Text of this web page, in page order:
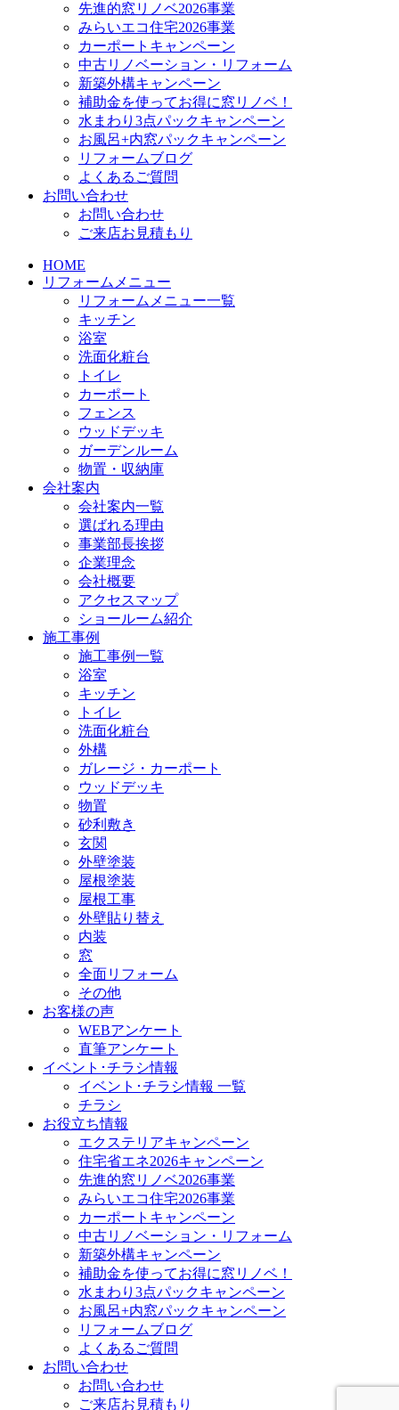
先進的窓リノベ2026事業
みらいエコ住宅2026事業
カーポートキャンペーン
中古リノベーション・リフォーム
新築外構キャンペーン
補助金を使ってお得に窓リノベ！
水まわり3点パックキャンペーン
お風呂+内窓パックキャンペーン
リフォームブログ
よくあるご質問
お問い合わせ
お問い合わせ
ご来店お見積もり
HOME
リフォームメニュー
リフォームメニュー一覧
キッチン
浴室
洗面化粧台
トイレ
カーポート
フェンス
ウッドデッキ
ガーデンルーム
物置・収納庫
会社案内
会社案内一覧
選ばれる理由
事業部長挨拶
企業理念
会社概要
アクセスマップ
ショールーム紹介
施工事例
施工事例一覧
浴室
キッチン
トイレ
洗面化粧台
外構
ガレージ・カーポート
ウッドデッキ
物置
砂利敷き
玄関
外壁塗装
屋根塗装
屋根工事
外壁貼り替え
内装
窓
全面リフォーム
その他
お客様の声
WEBアンケート
直筆アンケート
イベント･チラシ情報
イベント･チラシ情報 一覧
チラシ
お役立ち情報
エクステリアキャンペーン
住宅省エネ2026キャンペーン
先進的窓リノベ2026事業
みらいエコ住宅2026事業
カーポートキャンペーン
中古リノベーション・リフォーム
新築外構キャンペーン
補助金を使ってお得に窓リノベ！
水まわり3点パックキャンペーン
お風呂+内窓パックキャンペーン
リフォームブログ
よくあるご質問
お問い合わせ
お問い合わせ
ご来店お見積もり